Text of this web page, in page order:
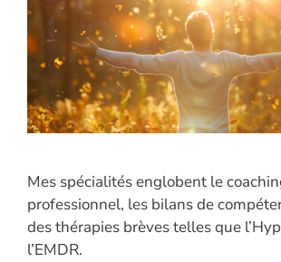
Mes spécialités englobent le
professionnel, les bilans de
des thérapies brèves telles que
l’EMDR.